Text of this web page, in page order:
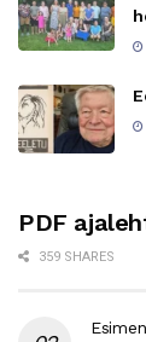
PDF
359 SHARES